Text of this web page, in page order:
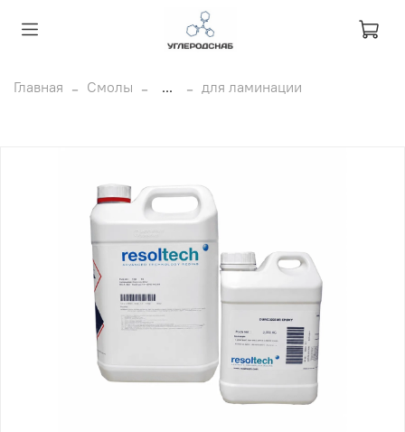
Главная Смолы ... для ламинации